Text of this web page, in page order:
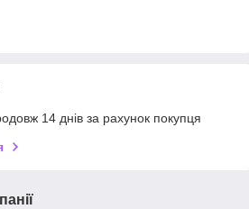
14 днів за рахунок покупця